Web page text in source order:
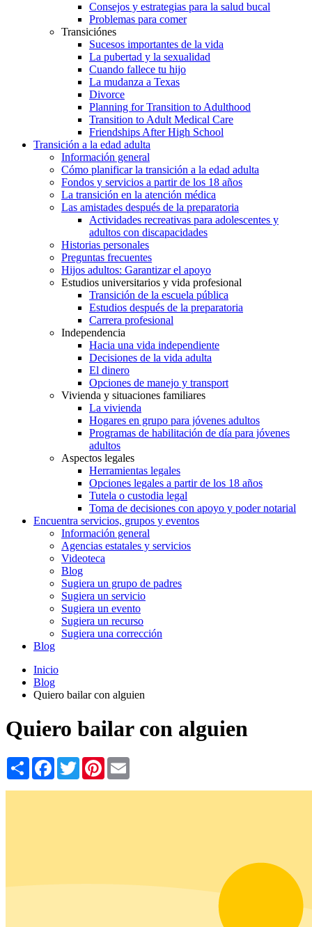
Consejos y estrategias para la salud bucal
Problemas para comer
Transiciónes
Sucesos importantes de la vida
La pubertad y la sexualidad
Cuando fallece tu hijo
La mudanza a Texas
Divorce
Planning for Transition to Adulthood
Transition to Adult Medical Care
Friendships After High School
Transición a la edad adulta
Información general
Cómo planificar la transición a la edad adulta
Fondos y servicios a partir de los 18 años
La transición en la atención médica
Las amistades después de la preparatoria
Actividades recreativas para adolescentes y
adultos con discapacidades
Historias personales
Preguntas frecuentes
Hijos adultos: Garantizar el apoyo
Estudios universitarios y vida profesional
Transición de la escuela pública
Estudios después de la preparatoria
Carrera profesional
Independencia
Hacia una vida independiente
Decisiones de la vida adulta
El dinero
Opciones de manejo y transport
Vivienda y situaciones familiares
La vivienda
Hogares en grupo para jóvenes adultos
Programas de habilitación de día para jóvenes
adultos
Aspectos legales
Herramientas legales
Opciones legales a partir de los 18 años
Tutela o custodia legal
Toma de decisiones con apoyo y poder notarial
Encuentra servicios, grupos y eventos
Información general
Agencias estatales y servicios
Videoteca
Blog
Sugiera un grupo de padres
Sugiera un servicio
Sugiera un evento
Sugiera un recurso
Sugiera una corrección
Blog
Inicio
Blog
Quiero bailar con alguien
Quiero bailar con alguien
Share Facebook
TwitterPinterest